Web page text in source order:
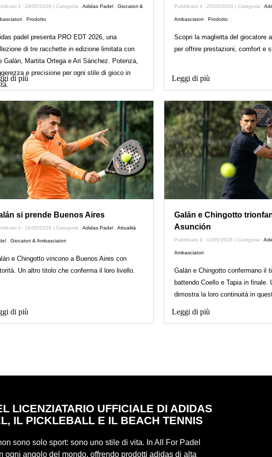
il : 29/05/2026 | Categoria : Adidas Padel, Giocatori &
, Prodotto
padel presenta PRO EDT 2026, una
di tre racchette in edizione limitata con
Galán, Martita Ortega e Ari Sánchez. Potenza,
e precisione per ogni stile di gioco in
di più
Pubblicato il : 25/05/2026 | Categoria :
Ambasciatori ,Prodotto
Scopri la maglietta del giocatore
per offrire prestazioni, comfort e
Leggi di più
si prende Buenos Aires
il : 18/05/2026 | Categoria : Adidas Padel, Attualità
, Giocatori & Ambasciatori
e Chingotto vincono a Buenos Aires con
Un altro titolo che conferma il loro livello.
di più
Galán e Chingotto
Asunción
Pubblicato il : 11/05/2026 | Categoria :
Ambasciatori
Galán e Chingotto confermano il
battendo Coello e Tapia in finale.
dimostra la loro continuità in
Leggi di più
LICENZIATARIO UFFICIALE DI ADIDAS
IL PICKLEBALL E IL BEACH TENNIS
sono solo sport: sono uno stile di vita. In All For Padel
ogni angolo del mondo, offrendo prodotti adidas di alta